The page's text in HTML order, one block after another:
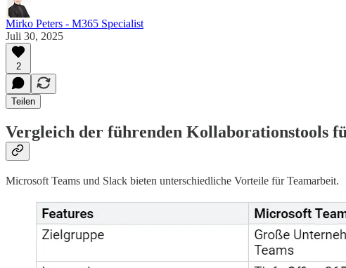
Mirko Peters - M365 Specialist
Juli 30, 2025
2
Teilen
Vergleich der führenden Kollaborationstools
Microsoft Teams und Slack bieten unterschiedliche Vorteile für Teamarbeit.